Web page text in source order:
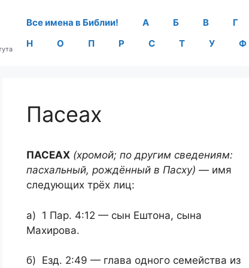
Все имена в Библии! А Б В Г
Н
О П Р С Т У Ф
Пасеах
ПАСЕАХ (хромой; по другим сведениям:
пасхальный, рождённый в Пасху) — имя
следующих трёх лиц:
а) 1 Пар. 4:12 — сын Ештона, сына
Махирова.
б) Езд. 2:49 — глава одного семейства из